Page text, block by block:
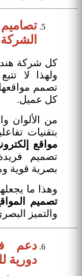
كل شركة
ولهذا لا
تصمم
كل عميل.
من الألوان
بتقنيات
مواقع
تصميم
بصرية قوية
وهذا ما
تصميم
والتميز
دعم
دورية